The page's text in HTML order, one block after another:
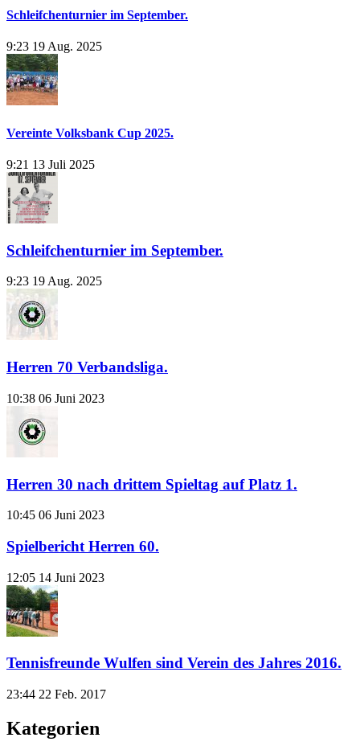
Schleifchenturnier im September.
9:23 19 Aug. 2025
Vereinte Volksbank Cup 2025.
9:21 13 Juli 2025
Schleifchenturnier im September.
9:23 19 Aug. 2025
Herren 70 Verbandsliga.
10:38 06 Juni 2023
Herren 30 nach drittem Spieltag auf Platz 1.
10:45 06 Juni 2023
Spielbericht Herren 60.
12:05 14 Juni 2023
Tennisfreunde Wulfen sind Verein des Jahres 2016.
23:44 22 Feb. 2017
Kategorien